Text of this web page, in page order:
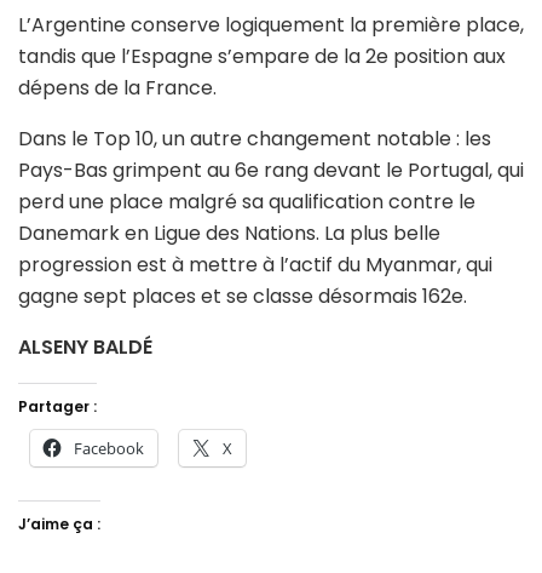
L’Argentine conserve logiquement la première place,
tandis que l’Espagne s’empare de la 2e position aux
dépens de la France.
Dans le Top 10, un autre changement notable : les
Pays-Bas grimpent au 6e rang devant le Portugal, qui
perd une place malgré sa qualification contre le
Danemark en Ligue des Nations. La plus belle
progression est à mettre à l’actif du Myanmar, qui
gagne sept places et se classe désormais 162e.
ALSENY BALDÉ
Partager :
Facebook X
J’aime ça :